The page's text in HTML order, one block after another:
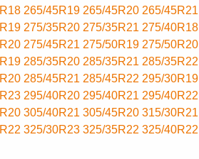
265/45R19 265/45R20 265/45R21
275/35R20 275/35R21 275/40R18
275/45R21 275/50R19 275/50R20
285/35R20 285/35R21 285/35R22
285/45R21 285/45R22 295/30R19
295/40R20 295/40R21 295/40R22
305/40R21 305/45R20 315/30R21
325/30R23 325/35R22 325/40R22